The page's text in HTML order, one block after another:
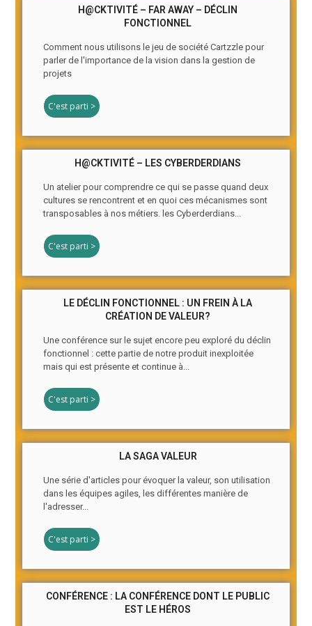
H@CKTIVITÉ – FAR AWAY – DÉCLIN
FONCTIONNEL
Comment nous utilisons le jeu de société Cartzzle pour
parler de l'importance de la vision dans la gestion de
projets
C'est parti >
H@CKTIVITÉ – LES CYBERDERDIANS
Un atelier pour comprendre ce qui se passe quand deux
cultures se rencontrent et en quoi ces mécanismes sont
transposables à nos métiers. les Cyberderdians...
C'est parti >
LE DÉCLIN FONCTIONNEL : UN FREIN À LA
CRÉATION DE VALEUR?
Une conférence sur le sujet encore peu exploré du déclin
fonctionnel : cette partie de notre produit inexploitée
mais qui est présente et continue à...
C'est parti >
LA SAGA VALEUR
Une série d'articles pour évoquer la valeur, son utilisation
dans les équipes agiles, les différentes manière de
l'adresser...
C'est parti >
CONFÉRENCE : LA CONFÉRENCE DONT LE PUBLIC
EST LE HÉROS